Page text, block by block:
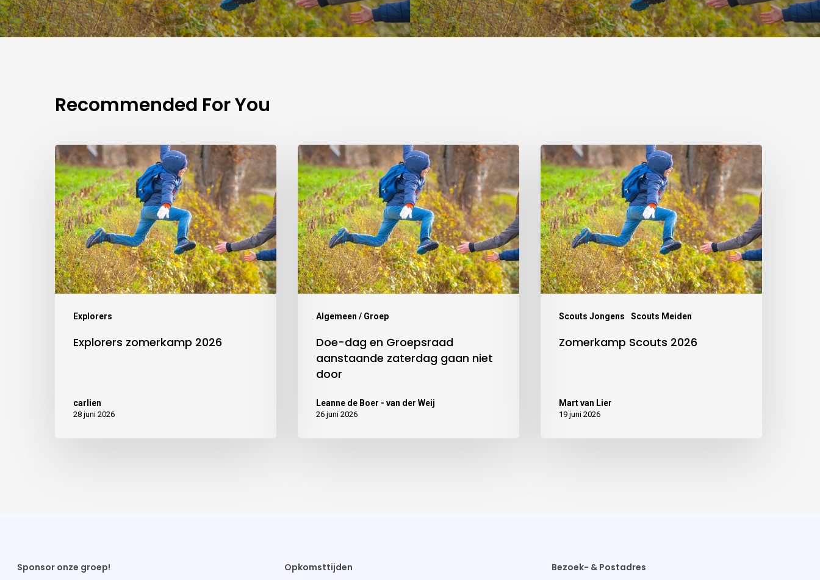
Recommended For You
Explorers
Explorers zomerkamp 2026
carlien
28 juni 2026
Algemeen / Groep
Doe-dag en Groepsraad
aanstaande zaterdag gaan niet
door
Leanne de Boer - van der Weij
26 juni 2026
Scouts Jongens Scouts Meiden
Zomerkamp Scouts 2026
Mart van Lier
19 juni 2026
Sponsor onze groep! Opkomsttijden Bezoek- & Postadres